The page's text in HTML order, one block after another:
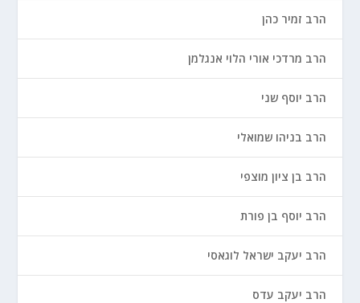
הרב זמיר כהן
הרב מרדכי אורי הלוי אנגלמן
הרב יוסף שני
הרב בניהו שמואלי
הרב בן ציון מוצפי
הרב יוסף בן פורת
הרב יעקב ישראל לוגאסי
הרב יעקב עדס